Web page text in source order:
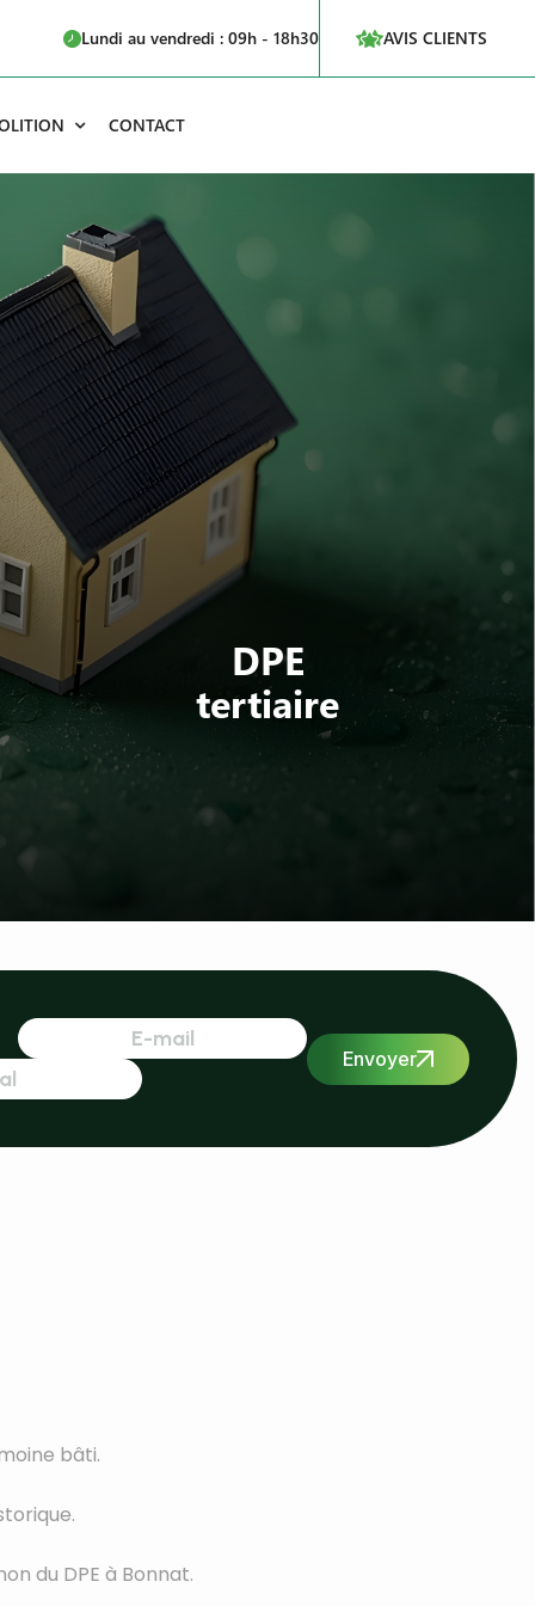
Lundi au vendredi : 09h - 18h30 AVIS CLIENTS
CONTACT
DPE
tertiaire
Envoyer
bâti.
du DPE à Bonnat.